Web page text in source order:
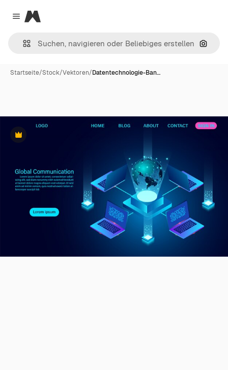
Close menu
Magnific
Nach
Startseite/Stock/Vektoren/Datentechnologie-Ban…
Premium